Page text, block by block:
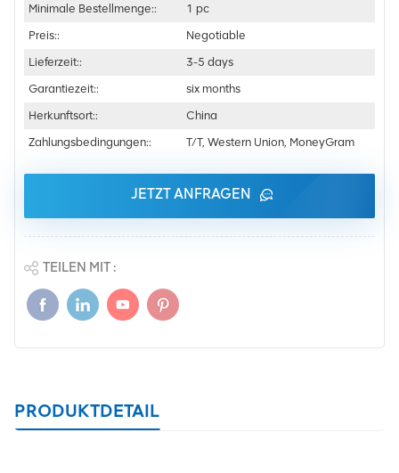
Minimale Bestellmenge::
1 pc
Preis::
Negotiable
Lieferzeit::
3-5 days
Garantiezeit::
six months
Herkunftsort::
China
Zahlungsbedingungen::
T/T, Western Union, MoneyGram
JETZT ANFRAGEN
TEILEN MIT :
PRODUKTDETAIL